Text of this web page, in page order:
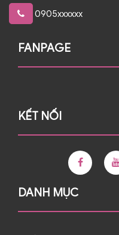
0905xxxxxx
FANPAGE
KẾT NỐI
DANH MỤC